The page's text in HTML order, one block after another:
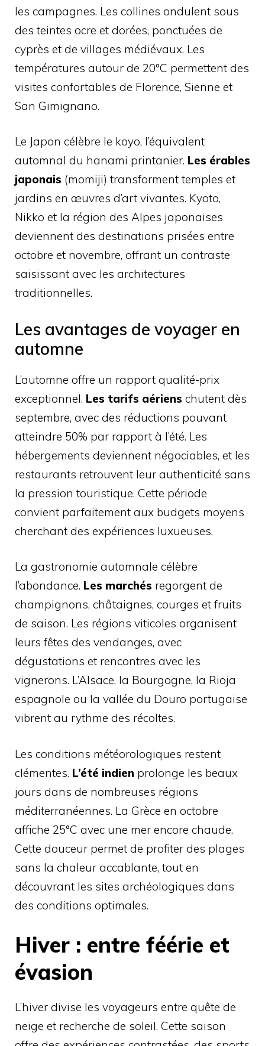
les campagnes. Les collines ondulent sous
des teintes ocre et dorées, ponctuées de
cyprès et de villages médiévaux. Les
températures autour de 20°C permettent des
visites confortables de Florence, Sienne et
San Gimignano.
Le Japon célèbre le koyo, l’équivalent
automnal du hanami printanier. Les érables
japonais (momiji) transforment temples et
jardins en œuvres d’art vivantes. Kyoto,
Nikko et la région des Alpes japonaises
deviennent des destinations prisées entre
octobre et novembre, offrant un contraste
saisissant avec les architectures
traditionnelles.
Les avantages de voyager en
automne
L’automne offre un rapport qualité-prix
exceptionnel. Les tarifs aériens chutent dès
septembre, avec des réductions pouvant
atteindre 50% par rapport à l’été. Les
hébergements deviennent négociables, et les
restaurants retrouvent leur authenticité sans
la pression touristique. Cette période
convient parfaitement aux budgets moyens
cherchant des expériences luxueuses.
La gastronomie automnale célèbre
l’abondance. Les marchés regorgent de
champignons, châtaignes, courges et fruits
de saison. Les régions viticoles organisent
leurs fêtes des vendanges, avec
dégustations et rencontres avec les
vignerons. L’Alsace, la Bourgogne, la Rioja
espagnole ou la vallée du Douro portugaise
vibrent au rythme des récoltes.
Les conditions météorologiques restent
clémentes. L’été indien prolonge les beaux
jours dans de nombreuses régions
méditerranéennes. La Grèce en octobre
affiche 25°C avec une mer encore chaude.
Cette douceur permet de profiter des plages
sans la chaleur accablante, tout en
découvrant les sites archéologiques dans
des conditions optimales.
Hiver : entre féérie et
évasion
L’hiver divise les voyageurs entre quête de
neige et recherche de soleil. Cette saison